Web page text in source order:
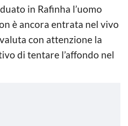
in Rafinha l’uomo
è ancora entrata nel vivo
con attenzione la
di tentare l’affondo nel